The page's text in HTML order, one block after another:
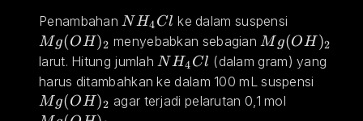
Penambahan NH_4Cl
NH4Cl ke dalam suspensi
Mg(OH)2 menyebabkan sebagian Mg(OH)_2
M g(OH )2
larut. Hitung jumlah NH_4Cl
NH4Cl (dalam gram) yang
harus ditambahkan ke dalam 100 mL suspensi
Mg(OH)2 agar terjadi pelarutan 0,1 mol